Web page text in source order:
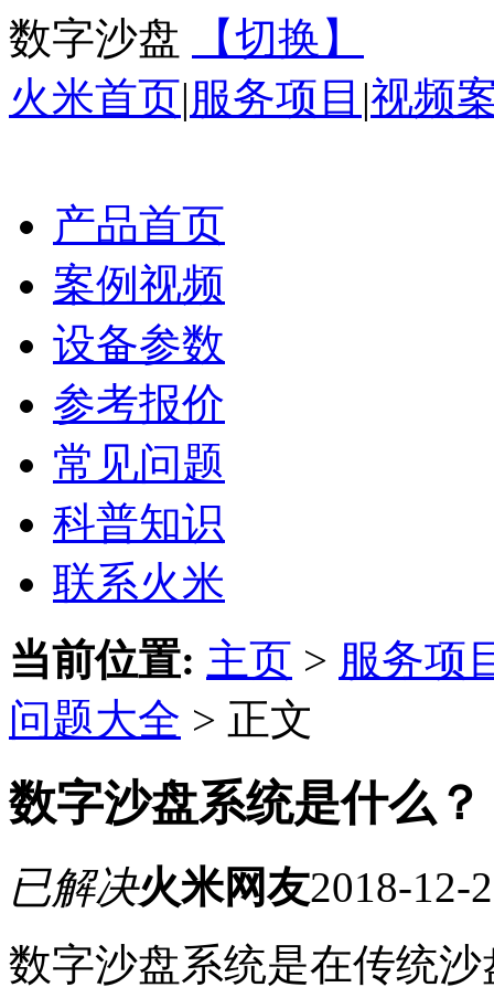
数字沙盘
【切换】
火米首页|服务项目 |视频
产品首页
案例视频
设备参数
参考报价
常见问题
科普知识
联系火米
当前位置: 主页 > 服务项
问题大全 > 正文
数字沙盘系统是什么？
已解决火米网友2018-12-
数字沙盘系统是在传统